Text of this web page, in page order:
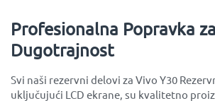
Profesionalna Popravka za
Dugotrajnost
Svi naši rezervni delovi za Vivo Y30
uključujući LCD ekrane, su kvalitetno